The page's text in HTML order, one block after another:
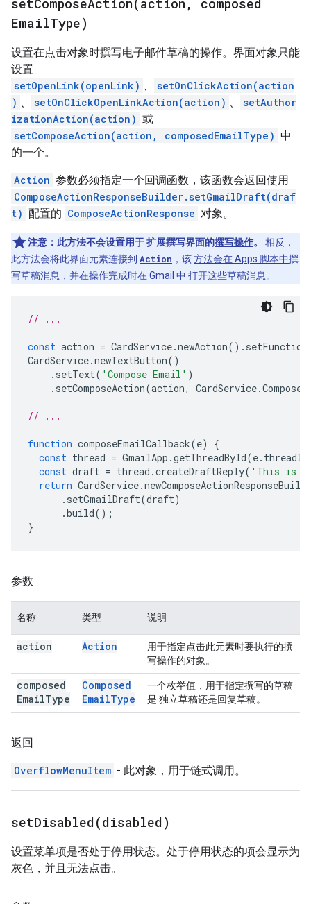
setComposeAction( action ,
composed
EmailType)
设置在点击对象时撰写电子邮件草稿的操作。界面对象只能
设置
setOpenLink(openLink) 、
setOnClickAction(action
) 、 setOnClickOpenLinkAction(action) 、
setAuthor
izationAction(action) 或
setComposeAction(action, composedEmailType) 中
的一个。
Action 参数必须指定一个回调函数，该函数会返回使用
ComposeActionResponseBuilder.setGmailDraft(draf
t) 配置的 ComposeActionResponse 对象。
注意 ：此方法不会设置用于 扩展撰写界面的撰写操作。 相反，
此方法会将此界面元素连接到 Action ，该方法会在 Apps 脚本中撰
写草稿消息，并在操作完成时在 Gmail 中 打开这些草稿消息。
// ...
const action = CardService.newAction().
CardService.newTextButton()
. setText( 'Compose Email' )
. setComposeAction(action, CardService.
// ...
function composeEmailCallback(e)
{
const thread = GmailApp .getThreadById(e. threadId
const draft = thread .createDraftReply( 'This is
return CardService.
. setGmailDraft(draft)
.build();
}
参数
名称 类型 说明
action Action
用于指定点击此元素时要执行的撰
写操作的对象。
composed
EmailType
Composed
EmailType
一个枚举值，用于指定撰写的草稿
是 独立草稿还是回复草稿。
返回
OverflowMenuItem - 此对象，用于链式调用。
setDisabled(disabled)
设置菜单项是否处于停用状态。处于停用状态的项会显示为
灰色，并且无法点击。